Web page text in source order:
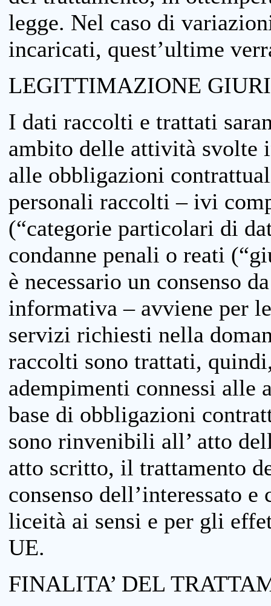
legge. Nel caso di
incaricati, quest’ultime
LEGITTIMAZIONE
I dati raccolti e trattati
ambito delle attività svolte
alle obbligazioni
personali raccolti – ivi
(“categorie particolari di
condanne penali o reati
è necessario un consenso
informativa – avviene per
servizi richiesti nella
raccolti sono trattati,
adempimenti connessi
base di obbligazioni
sono rinvenibili all’ atto
atto scritto, il trattamento
consenso dell’interessato
liceità ai sensi e per gli
UE.
FINALITA’ DEL